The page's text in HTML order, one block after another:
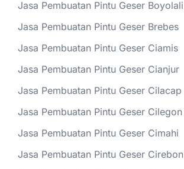
Jasa Pembuatan Pintu Geser Boyolali
Jasa Pembuatan Pintu Geser Brebes
Jasa Pembuatan Pintu Geser Ciamis
Jasa Pembuatan Pintu Geser Cianjur
Jasa Pembuatan Pintu Geser Cilacap
Jasa Pembuatan Pintu Geser Cilegon
Jasa Pembuatan Pintu Geser Cimahi
Jasa Pembuatan Pintu Geser Cirebon